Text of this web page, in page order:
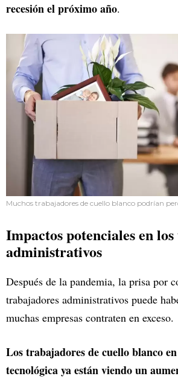
recesión el próximo año.
Muchos trabajadores de cuello blanco podrían
Impactos potenciales en
administrativos
Después de la pandemia, la prisa por
trabajadores administrativos puede
muchas empresas contraten en exceso.
Los trabajadores de cuello blanco
tecnológica ya están viendo un